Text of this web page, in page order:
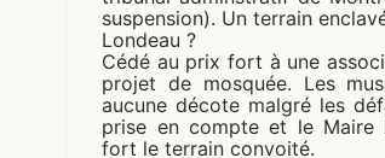
suspension). Un terrain
Londeau ?
Cédé au prix fort à une
projet de mosquée. Les
aucune décote malgré les
prise en compte et le
fort le terrain convoité.